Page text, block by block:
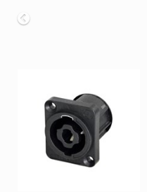
Onceki